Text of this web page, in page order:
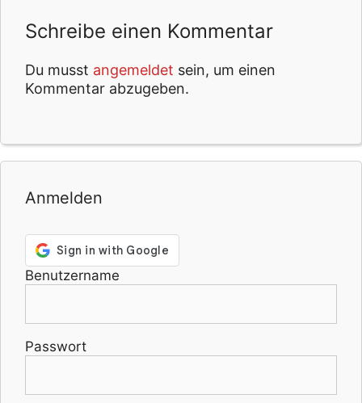
Schreibe einen Kommentar
Du musst angemeldet sein, um einen
Kommentar abzugeben.
Anmelden
Benutzername
Passwort